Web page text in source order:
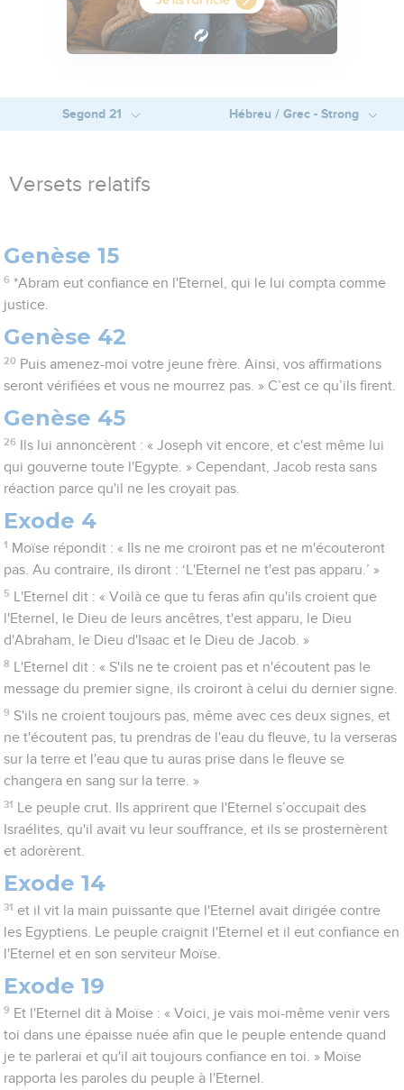
Segond 21 Hébreu / Grec - Strong
Versets relatifs
Genèse 15
6 *Abram eut confiance en l'Eternel, qui le lui compta comme
justice.
Genèse 42
20 Puis amenez-moi votre jeune frère. Ainsi, vos affirmations
seront vérifiées et vous ne mourrez pas. » C’est ce qu’ils firent.
Genèse 45
26
Ils lui annoncèrent : « Joseph vit encore, et c'est même lui
qui gouverne toute l'Egypte. » Cependant, Jacob resta sans
réaction parce qu'il ne les croyait pas.
Exode 4
1 Moïse répondit : « Ils ne me croiront pas et ne m'écouteront
pas. Au contraire, ils diront : ‘L'Eternel ne t'est pas apparu.’ »
5
L'Eternel dit : « Voilà ce que tu feras afin qu'ils croient que
l'Eternel, le Dieu de leurs ancêtres, t'est apparu, le Dieu
d'Abraham, le Dieu d'Isaac et le Dieu de Jacob. »
8
L'Eternel dit : « S'ils ne te croient pas et n'écoutent pas le
message du premier signe, ils croiront à celui du dernier signe.
9 S'ils ne croient toujours pas, même avec ces deux signes, et
ne t'écoutent pas, tu prendras de l'eau du fleuve, tu la verseras
sur la terre et l'eau que tu auras prise dans le fleuve se
changera en sang sur la terre. »
31
Le peuple crut. Ils apprirent que l'Eternel s’occupait des
Israélites, qu'il avait vu leur souffrance, et ils se prosternèrent
et adorèrent.
Exode 14
31 et il vit la main puissante que l'Eternel avait dirigée contre
les Egyptiens. Le peuple craignit l'Eternel et il eut confiance en
l'Eternel et en son serviteur Moïse.
Exode 19
9 Et l'Eternel dit à Moïse : « Voici, je vais moi-même venir vers
toi dans une épaisse nuée afin que le peuple entende quand
je te parlerai et qu'il ait toujours confiance en toi. » Moïse
rapporta les paroles du peuple à l'Eternel.